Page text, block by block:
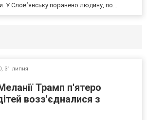
У Слов’янську поранено людину, по...
31 липня
Трамп п'ятеро
возз'єдналися з